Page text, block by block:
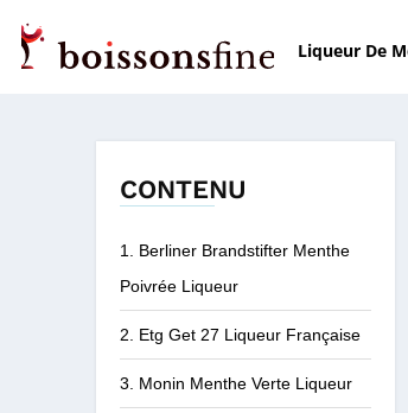
Liqueur De
CONTENU
1. Berliner Brandstifter Menthe
Poivrée Liqueur
2. Etg Get 27 Liqueur Française
3. Monin Menthe Verte Liqueur